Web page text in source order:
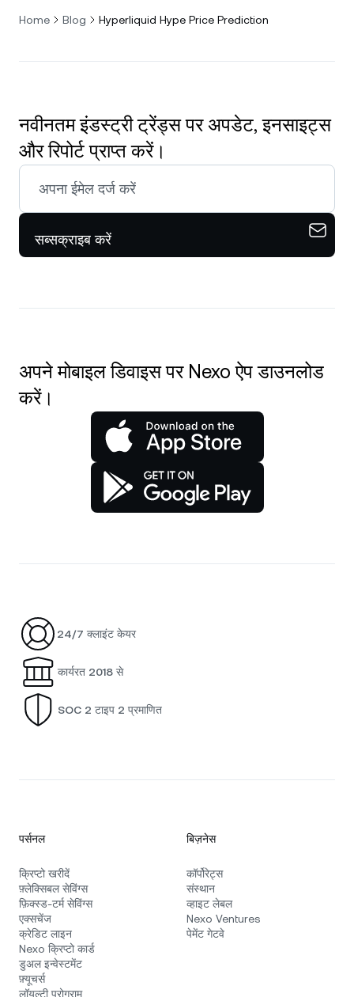
Home Blog Hyperliquid Hype Price Prediction
नवीनतम इंडस्ट्री ट्रेंड्स पर अपडेट, इनसाइट्स
और रिपोर्ट प्राप्त करें।
सब्सक्राइब करें
अपने मोबाइल डिवाइस पर Nexo ऐप डाउनलोड
करें।
24/7 क्लाइंट केयर
कार्यरत 2018 से
SOC 2 टाइप 2 प्रमाणित
पर्सनल
क्रिप्टो खरीदें
फ़्लेक्सिबल सेविंग्स
फ़िक्स्ड‑टर्म सेविंग्स
एक्सचेंज
क्रेडिट लाइन
Nexo क्रिप्टो कार्ड
डुअल इन्वेस्टमेंट
फ़्यूचर्स
लॉयल्टी प्रोग्राम
बिज़नेस
कॉर्पोरेट्स
संस्थान
व्हाइट लेबल
Nexo Ventures
पेमेंट गेटवे